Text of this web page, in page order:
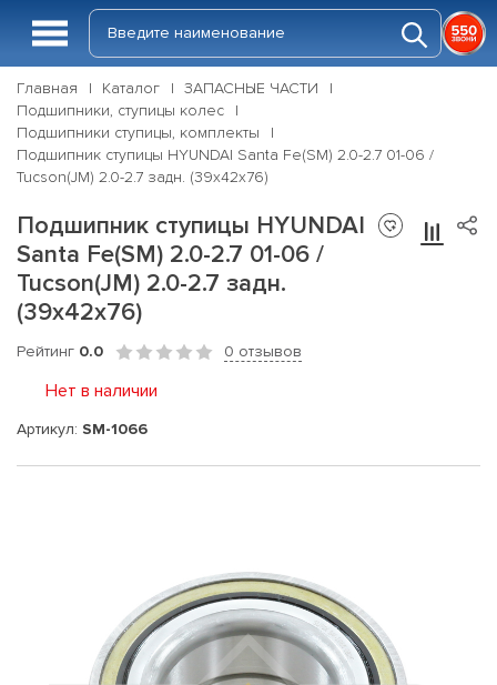
Главная Каталог
ЗАПАСНЫЕ ЧАСТИ
Подшипники, ступицы колес
Подшипники ступицы, комплекты
Подшипник ступицы HYUNDAI Santa Fe(SM) 2.0-2.7 01-06 /
Tucson(JM) 2.0-2.7 задн. (39x42x76)
Подшипник ступицы HYUNDAI
Santa Fe(SM) 2.0-2.7 01-06 /
Tucson(JM) 2.0-2.7 задн.
(39x42x76)
Рейтинг 0.0 0 отзывов
Нет в наличии
Артикул: SM-1066